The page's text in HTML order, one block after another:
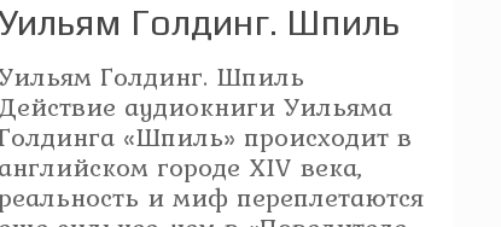
Голдинг. Шпиль
Голдинг. Шпиль
Действие аудиокниги Уильяма
Голдинга «Шпиль» происходит в
английском городе XIV века,
и миф переплетаются